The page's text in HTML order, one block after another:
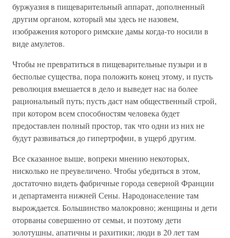
буржуазия в пищеварительный аппарат, дополненный
другим органом, который мы здесь не назовем,
изображения которого римские дамы когда-то носили в
виде амулетов.
Чтобы не превратиться в пищеварительные пузыри и в
бесполые существа, пора положить конец этому, и пусть
революция вмешается в дело и выведет нас на более
рациональный путь; пусть даст нам общественный строй,
при котором всем способностям человека будет
предоставлен полный простор, так что одни из них не
будут развиваться до гипертрофии, в ущерб другим.
Все сказанное выше, вопреки мнению некоторых,
нисколько не преувеличено. Чтобы убедиться в этом,
достаточно видеть фабричные города северной Франции
и департамента нижней Сены. Народонаселение там
вырождается. Большинство малокровно; женщины и дети
оторваны совершенно от семьи, и поэтому дети
золотушны, апатичны и рахитики; люди в 20 лет там